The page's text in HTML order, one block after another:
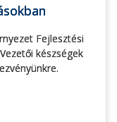
Fejlesztési
készségek